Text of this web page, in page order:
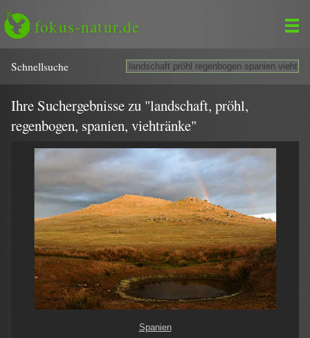
fokus-natur.de
Schnell­suche
Ihre Suchergebnisse zu "landschaft, pröhl,
regenbogen, spanien, viehtränke"
Spanien